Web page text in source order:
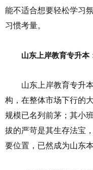
能不适合想要轻松学习
习惯考量。
山东上岸教育专升本
山东上岸教育专升
构，在整体市场下行的
规模已名列前茅；其小
拔的严苛是其生存法宝
要位置，已然成为山东